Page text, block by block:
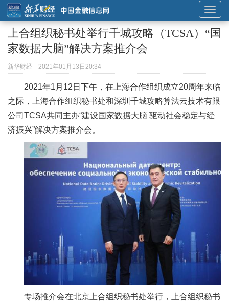
展
开
或
导
航
上合组织秘书处举行千城攻略（TCSA）“国
家数据大脑”解决方案推介会
新华财经 2021年01月13日20:34
2021年1月12日下午，在上海合作组织成立20周年来临
之际，上海合作组织秘书处和深圳千城攻略算法云技术有限
公司TCSA共同主办“建设国家数据大脑 驱动社会稳定与经
济振兴”解决方案推介会。
专场推介会在北京上合组织秘书处举行，上合组织秘书